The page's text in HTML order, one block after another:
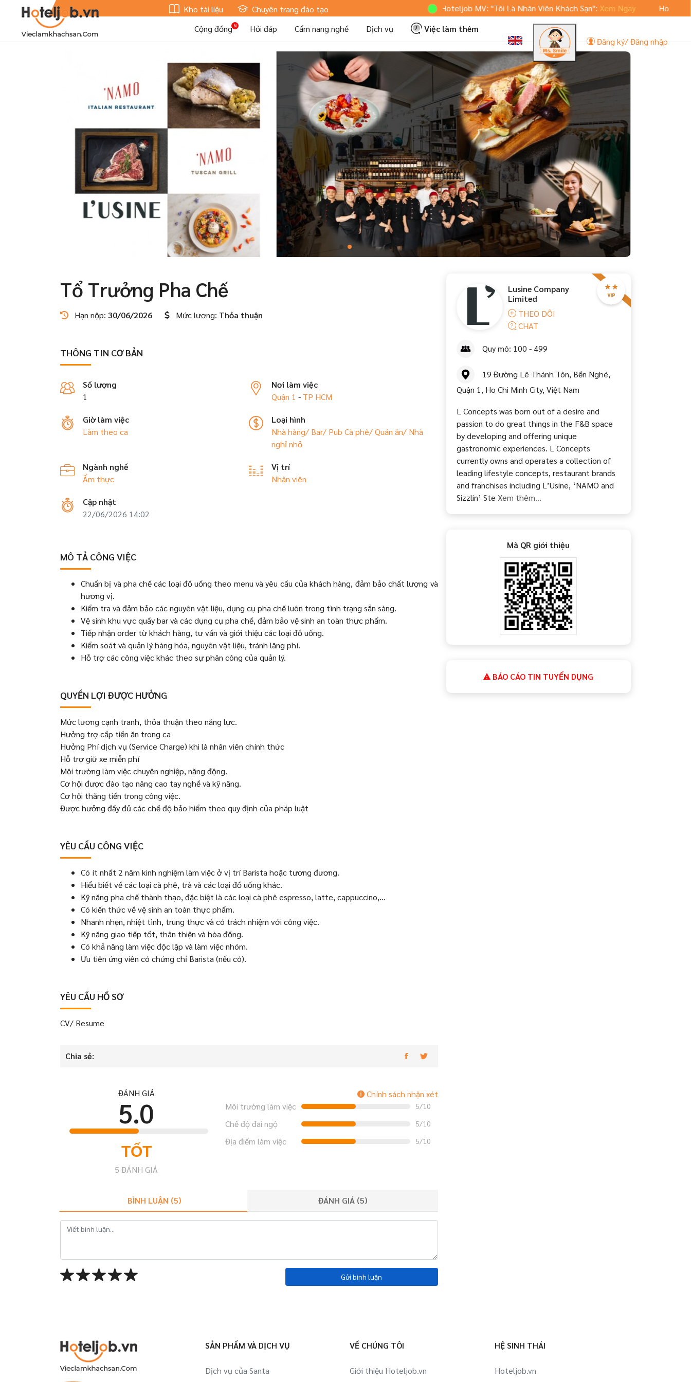
Kho tài liệu Chuyên trang đào tạo Hoteljob MV: "Tôi Là Nhân Viên Khách Sạn":Xem Ngay
Hoteljob.vn ra
Cộng đồng
Hỏi đáp Cẩm nang nghề Dịch vụ
Việc làm thêm
Đăng ký/ Đăng nhập
Tổ Trưởng Pha Chế
Hạn nộp: 30/06/2026 Mức lương: Thỏa thuận
THÔNG TIN CƠ BẢN
Số lượng
1
Nơi làm việc
Quận 1 - TP HCM
Giờ làm việc
Làm theo ca
Loại hình
Nhà hàng/ Bar/ PubCà phê/ Quán ăn/ Nhà
nghỉ nhỏ
Ngành nghề
Ẩm thực
Vị trí
Nhân viên
Cập nhật
22/06/2026 14:02
MÔ TẢ CÔNG VIỆC
Chuẩn bị và pha chế các loại đồ uống theo menu và yêu cầu của khách hàng, đảm bảo chất lượng và
hương vị.
Kiểm tra và đảm bảo các nguyên vật liệu, dụng cụ pha chế luôn trong tình trạng sẵn sàng.
Vệ sinh khu vực quầy bar và các dụng cụ pha chế, đảm bảo vệ sinh an toàn thực phẩm.
Tiếp nhận order từ khách hàng, tư vấn và giới thiệu các loại đồ uống.
Kiểm soát và quản lý hàng hóa, nguyên vật liệu, tránh lãng phí.
Hỗ trợ các công việc khác theo sự phân công của quản lý.
QUYỀN LỢI ĐƯỢC HƯỞNG
Mức lương cạnh tranh, thỏa thuận theo năng lực.
Hưởng trợ cấp tiền ăn trong ca
Hưởng Phí dịch vụ (Service Charge) khi là nhân viên chính thức
Hỗ trợ giữ xe miễn phí
Môi trường làm việc chuyên nghiệp, năng động.
Cơ hội được đào tạo nâng cao tay nghề và kỹ năng.
Cơ hội thăng tiến trong công việc.
Được hưởng đầy đủ các chế độ bảo hiểm theo quy định của pháp luật
YÊU CẦU CÔNG VIỆC
Có ít nhất 2 năm kinh nghiệm làm việc ở vị trí Barista hoặc tương đương.
Hiểu biết về các loại cà phê, trà và các loại đồ uống khác.
Kỹ năng pha chế thành thạo, đặc biệt là các loại cà phê espresso, latte, cappuccino,...
Có kiến thức về vệ sinh an toàn thực phẩm.
Nhanh nhẹn, nhiệt tình, trung thực và có trách nhiệm với công việc.
Kỹ năng giao tiếp tốt, thân thiện và hòa đồng.
Có khả năng làm việc độc lập và làm việc nhóm.
Ưu tiên ứng viên có chứng chỉ Barista (nếu có).
YÊU CẦU HỒ SƠ
CV/ Resume
Chia sẻ:
ĐÁNH GIÁ
5.0
TỐT
5 ĐÁNH GIÁ
Chính sách nhận xét
Môi trường làm việc
5/10
Chế độ đãi ngộ 5/10
Địa điểm làm việc 5/10
BÌNH LUẬN (5) ĐÁNH GIÁ (5)
Gửi bình luận
Lusine Company
Limited
THEO DÕI
CHAT
Quy mô: 100 - 499
19 Đường Lê Thánh Tôn, Bến Nghé,
Quận 1, Ho Chi Minh City, Việt Nam
L Concepts was born out of a desire and
passion to do great things in the F&B space
by developing and offering unique
gastronomic experiences. L Concepts
currently owns and operates a collection of
leading lifestyle concepts, restaurant brands
and franchises including L’Usine, ‘NAMO and
Sizzlin’ Ste Xem thêm...
Mã QR giới thiệu
BÁO CÁO TIN TUYỂN DỤNG
SẢN PHẨM VÀ DỊCH VỤ
Dịch vụ của Santa
VỀ CHÚNG TÔI
Giới thiệu Hoteljob.vn
HỆ SINH THÁI
Hoteljob.vn